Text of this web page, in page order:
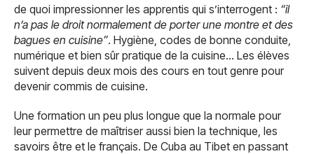
de quoi impressionner les apprentis qui s’interrogent : “il
n’a pas le droit normalement de porter une montre et des
bagues en cuisine”. Hygiène, codes de bonne conduite,
numérique et bien sûr pratique de la cuisine… Les élèves
suivent depuis deux mois des cours en tout genre pour
devenir commis de cuisine.
Une formation un peu plus longue que la normale pour
leur permettre de maîtriser aussi bien la technique, les
savoirs être et le français. De Cuba au Tibet en passant